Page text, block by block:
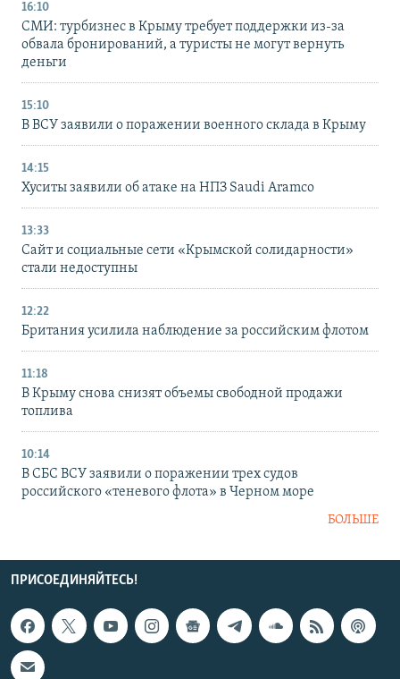
16:10
СМИ: турбизнес в Крыму требует поддержки из-за
обвала бронирований, а туристы не могут вернуть
деньги
15:10
В ВСУ заявили о поражении военного склада в Крыму
14:15
Хуситы заявили об атаке на НПЗ Saudi Aramco
13:33
Сайт и социальные сети «Крымской солидарности»
стали недоступны
12:22
Британия усилила наблюдение за российским флотом
11:18
В Крыму снова снизят объемы свободной продажи
топлива
10:14
В СБС ВСУ заявили о поражении трех судов
российского «теневого флота» в Черном море
БОЛЬШЕ
ПРИСОЕДИНЯЙТЕСЬ!